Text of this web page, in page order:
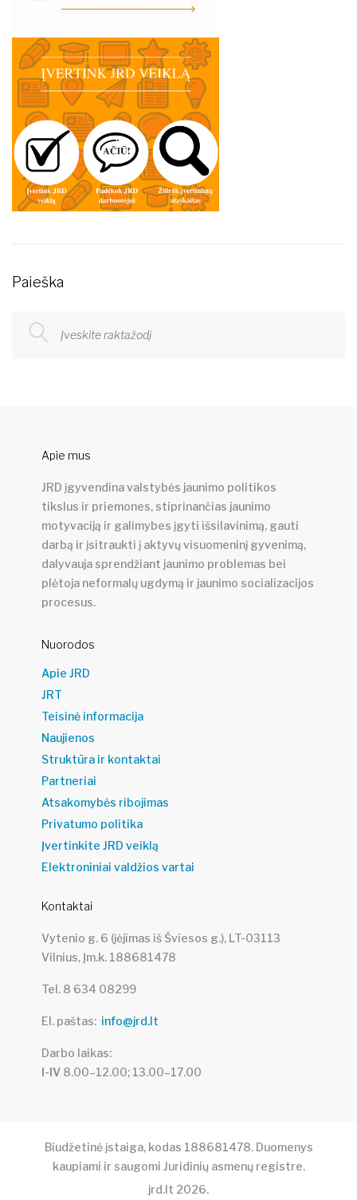
Paieška
Apie mus
JRD įgyvendina valstybės jaunimo politikos
tikslus ir priemones, stiprinančias jaunimo
motyvaciją ir galimybes įgyti išsilavinimą, gauti
darbą ir įsitraukti į aktyvų visuomeninį gyvenimą,
dalyvauja sprendžiant jaunimo problemas bei
plėtoja neformalų ugdymą ir jaunimo socializacijos
procesus.
Nuorodos
Apie JRD
JRT
Teisinė informacija
Naujienos
Struktūra ir kontaktai
Partneriai
Atsakomybės ribojimas
Privatumo politika
Įvertinkite JRD veiklą
Elektroniniai valdžios vartai
Kontaktai
Vytenio g. 6 (įėjimas iš Šviesos g.), LT-03113
Vilnius, Įm.k. 188681478
Tel. 8 634 08299
El. paštas info@jrd.lt
Darbo laikas
I-IV 8.00–12.00; 13.00–17.00
Biudžetinė įstaiga, kodas 188681478. Duomenys
kaupiami ir saugomi Juridinių asmenų registre.
jrd.lt 2026.